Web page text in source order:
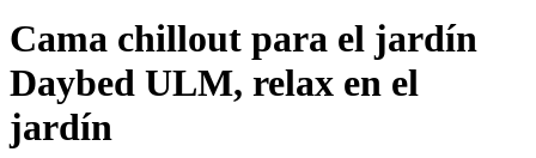
Cama chillout para el jardín
Daybed ULM, relax en el
jardín